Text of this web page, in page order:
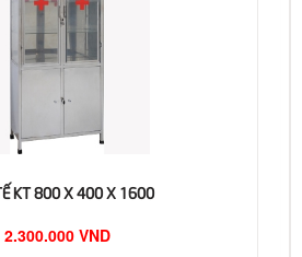
KT 800 X 400 X 1600
2.300.000 VND